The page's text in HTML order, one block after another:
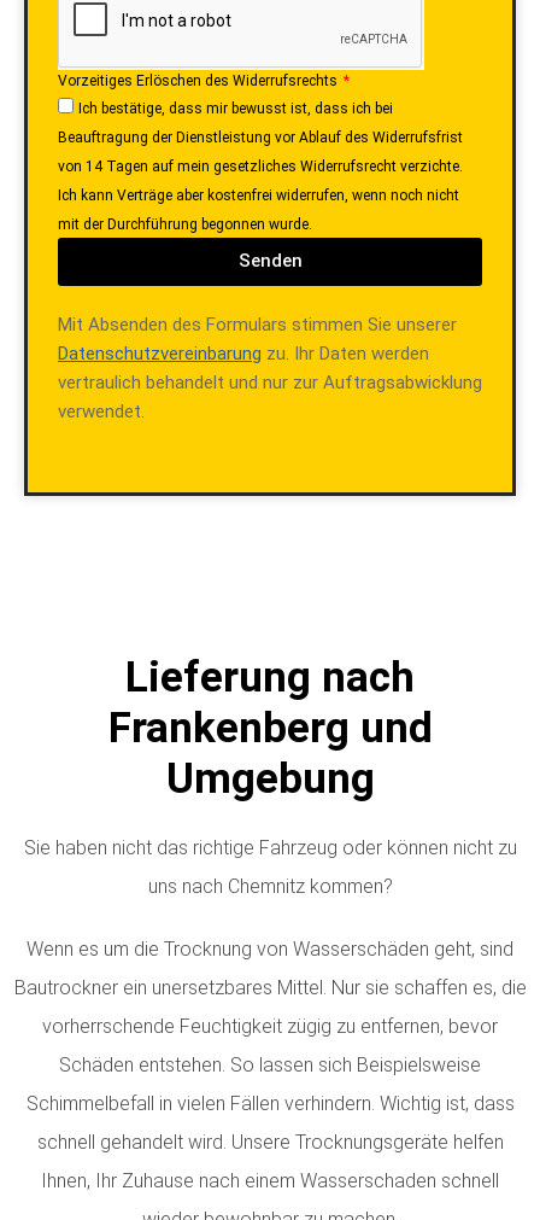
Vorzeitiges Erlöschen des Widerrufsrechts
Ich bestätige, dass mir bewusst ist, dass ich bei
Beauftragung der Dienstleistung vor Ablauf des Widerrufsfrist
von 14 Tagen auf mein gesetzliches Widerrufsrecht verzichte.
Ich kann Verträge aber kostenfrei widerrufen, wenn noch nicht
mit der Durchführung begonnen wurde.
Senden
Mit Absenden des Formulars stimmen Sie unserer
Datenschutzvereinbarung zu. Ihr Daten werden
vertraulich behandelt und nur zur Auftragsabwicklung
verwendet.
Lieferung nach
Frankenberg und
Umgebung
Sie haben nicht das richtige Fahrzeug oder können nicht zu
uns nach Chemnitz kommen?
Wenn es um die Trocknung von Wasserschäden geht, sind
Bautrockner ein unersetzbares Mittel. Nur sie schaffen es, die
vorherrschende Feuchtigkeit zügig zu entfernen, bevor
Schäden entstehen. So lassen sich Beispielsweise
Schimmelbefall in vielen Fällen verhindern. Wichtig ist, dass
schnell gehandelt wird. Unsere Trocknungsgeräte helfen
Ihnen, Ihr Zuhause nach einem Wasserschaden schnell